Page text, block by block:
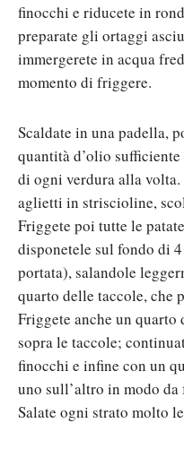
finocchi e riducete in
preparate gli ortaggi
immergerete in acqua
momento di friggere.
Scaldate in una padella,
quantità d’olio
di ogni verdura alla
aglietti in striscioline,
Friggete poi tutte le
disponetele sul fondo di
portata), salandole
quarto delle taccole, che
Friggete anche un quarto
sopra le taccole;
finocchi e infine con un
uno sull’altro in modo
Salate ogni strato molto